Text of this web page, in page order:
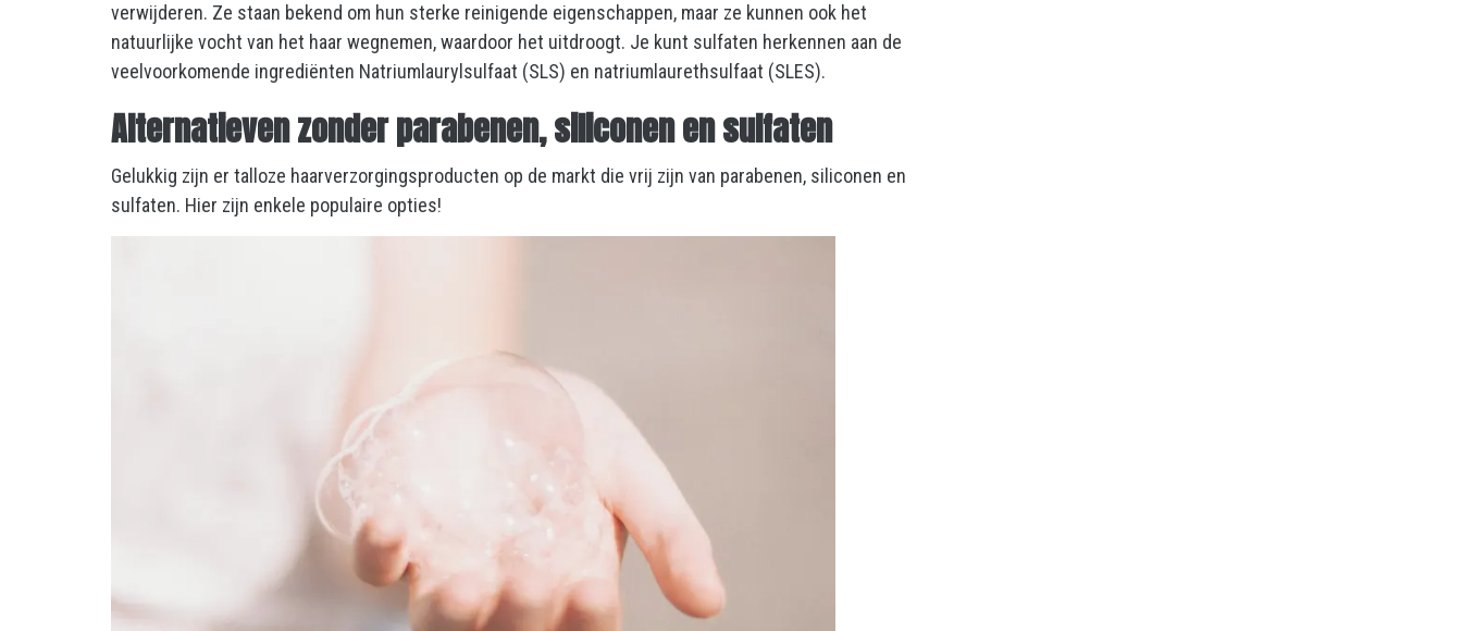
verwijderen. Ze staan bekend om hun sterke reinigende eigenschappen, maar ze kunnen ook het
natuurlijke vocht van het haar wegnemen, waardoor het uitdroogt. Je kunt sulfaten herkennen aan de
veelvoorkomende ingrediënten Natriumlaurylsulfaat (SLS) en natriumlaurethsulfaat (SLES).
Alternatieven zonder parabenen, siliconen en sulfaten
Gelukkig zijn er talloze haarverzorgingsproducten op de markt die vrij zijn van parabenen, siliconen en
sulfaten. Hier zijn enkele populaire opties!